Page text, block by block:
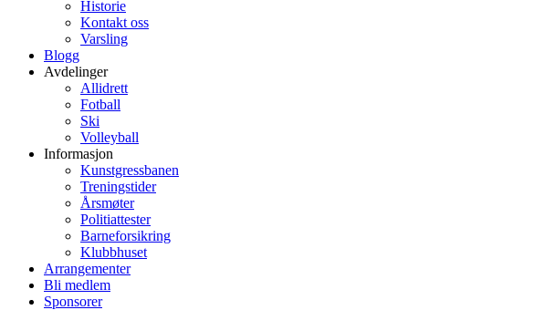
Historie
Kontakt oss
Varsling
Blogg
Avdelinger
Allidrett
Fotball
Ski
Volleyball
Informasjon
Kunstgressbanen
Treningstider
Årsmøter
Politiattester
Barneforsikring
Klubbhuset
Arrangementer
Bli medlem
Sponsorer